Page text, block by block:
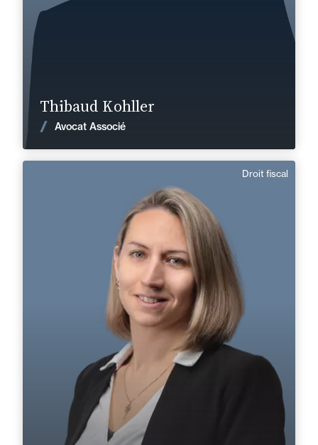
Thibaud Kohller
Avocat AssociéVoir les actualités
Droit fiscal
Priscille Ozan
Responsable de Mission
Domaine d’expertises :
Droit fiscal
Alençon
+33 2 33 82 33 10
priscille.ozan@fidal.com